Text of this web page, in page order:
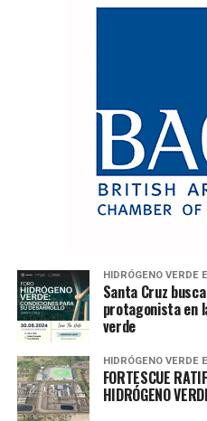
HIDRÓGENO VERDE
Santa Cruz
protagonista en
verde
HIDRÓGENO VERDE
FORTESCUE
HIDRÓGENO